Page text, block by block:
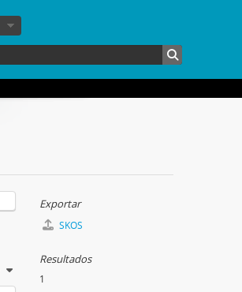
Exportar
SKOS
Resultados
1